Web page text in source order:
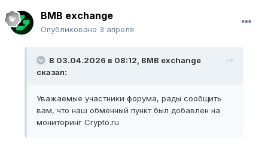
BMB exchange
Опубликовано 3 апреля
В 03.04.2026 в 08:12, BMB exchange
сказал:
Уважаемые участники форума, рады сообщить
вам, что наш обменный пункт был добавлен на
мониторинг Crypto.ru